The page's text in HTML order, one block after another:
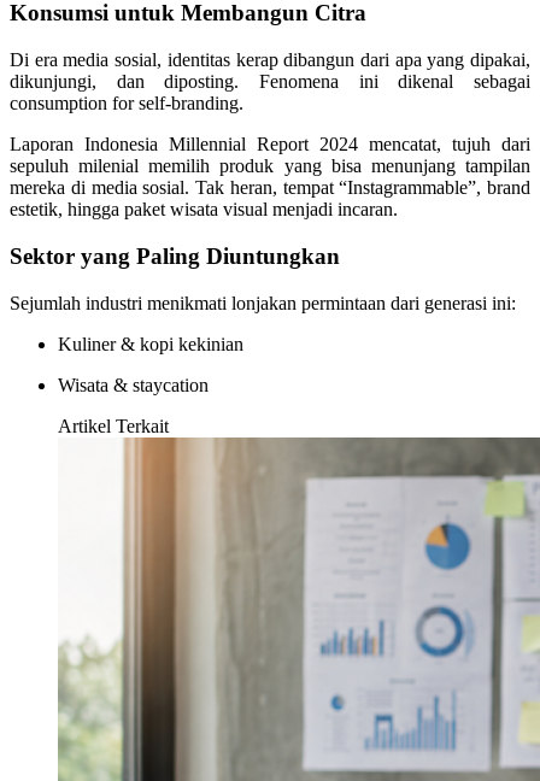
Konsumsi untuk Membangun Citra
Di era media sosial, identitas kerap dibangun dari apa yang dipakai,
dikunjungi, dan diposting. Fenomena ini dikenal sebagai
consumption for self-branding.
Laporan Indonesia Millennial Report 2024 mencatat, tujuh dari
sepuluh milenial memilih produk yang bisa menunjang tampilan
mereka di media sosial. Tak heran, tempat “Instagrammable”, brand
estetik, hingga paket wisata visual menjadi incaran.
Sektor yang Paling Diuntungkan
Sejumlah industri menikmati lonjakan permintaan dari generasi ini:
Kuliner & kopi kekinian
Wisata & staycation
Artikel Terkait